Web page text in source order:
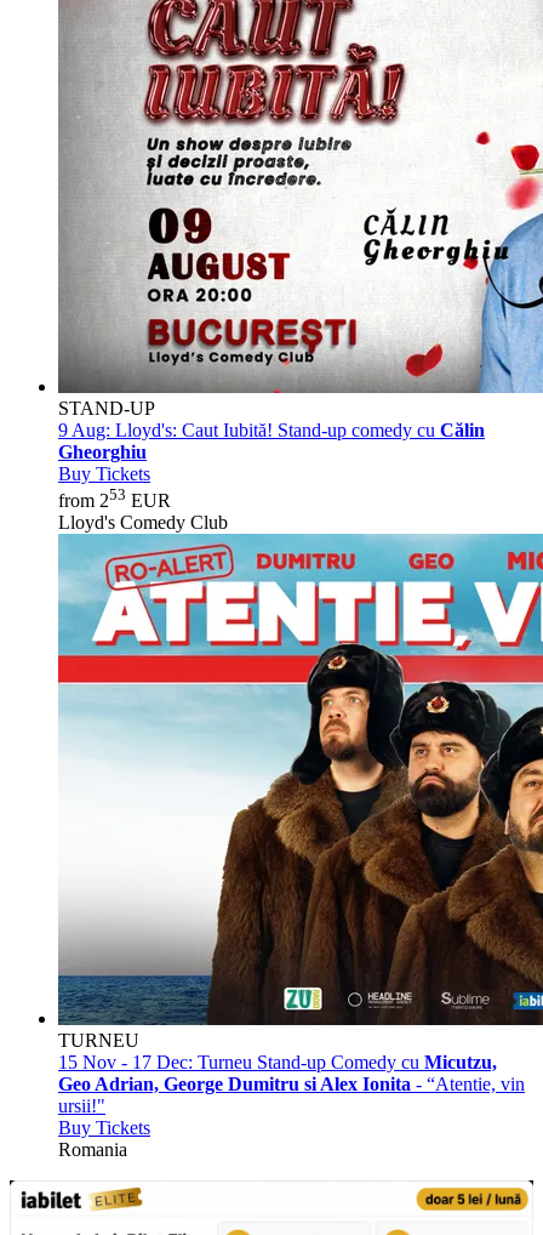
STAND-UP
9 Aug: Lloyd's: Caut Iubită! Stand-up comedy cu Călin
Gheorghiu
Buy Tickets
from 253 EUR
Lloyd's Comedy Club
TURNEU
15 Nov - 17 Dec: Turneu Stand-up Comedy cu Micutzu,
Geo Adrian, George Dumitru si Alex Ionita - “Atentie, vin
ursii!"
Buy Tickets
Romania